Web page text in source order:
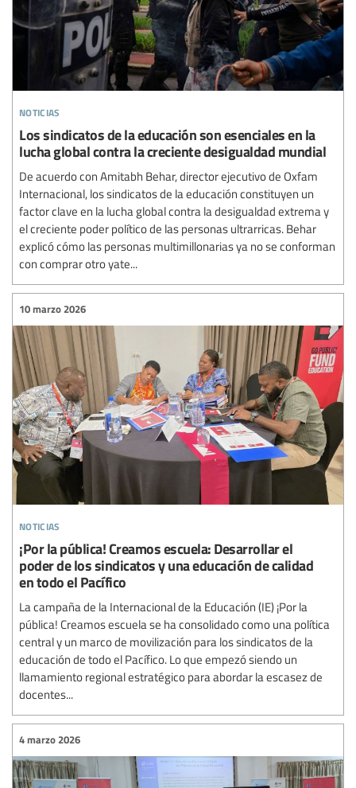
noticias
Los sindicatos de la educación son esenciales en la
lucha global contra la creciente desigualdad mundial
De acuerdo con Amitabh Behar, director ejecutivo de Oxfam
Internacional, los sindicatos de la educación constituyen un
factor clave en la lucha global contra la desigualdad extrema y
el creciente poder político de las personas ultrarricas. Behar
explicó cómo las personas multimillonarias ya no se conforman
con comprar otro yate...
noticias
10 marzo 2026
¡Por la pública! Creamos escuela: Desarrollar el
poder de los sindicatos y una educación de calidad
en todo el Pacífico
La campaña de la Internacional de la Educación (IE) ¡Por la
pública! Creamos escuela se ha consolidado como una política
central y un marco de movilización para los sindicatos de la
educación de todo el Pacífico. Lo que empezó siendo un
llamamiento regional estratégico para abordar la escasez de
docentes...
4 marzo 2026